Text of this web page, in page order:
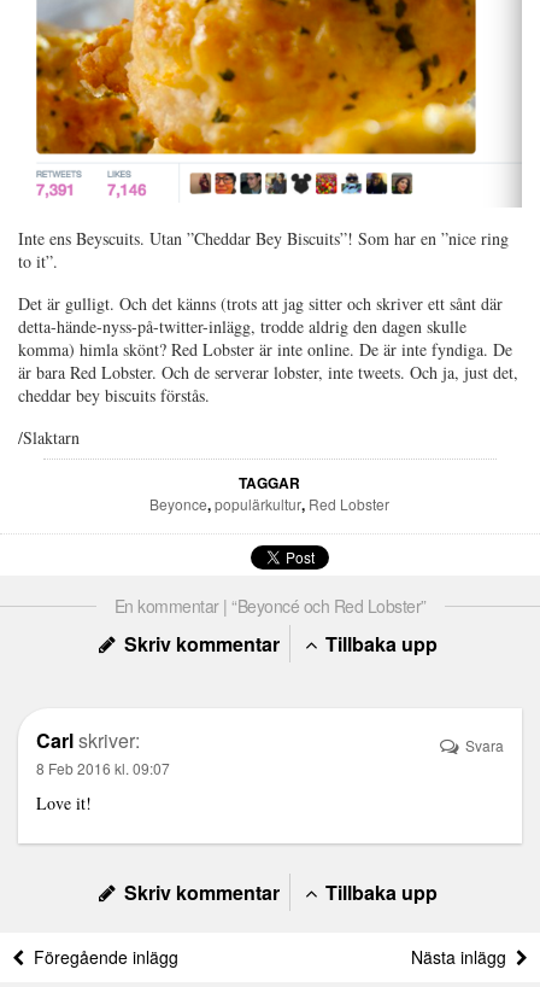
Inte ens Beyscuits. Utan ”Cheddar Bey Biscuits”! Som har en ”nice ring
to it”.
Det är gulligt. Och det känns (trots att jag sitter och skriver ett sånt där
detta-hände-nyss-på-twitter-inlägg, trodde aldrig den dagen skulle
komma) himla skönt? Red Lobster är inte online. De är inte fyndiga. De
är bara Red Lobster. Och de serverar lobster, inte tweets. Och ja, just det,
cheddar bey biscuits förstås.
/Slaktarn
TAGGAR
Beyonce,populärkultur, Red Lobster
En kommentar | “Beyoncé och Red Lobster”
Skriv kommentar Tillbaka upp
Carlskriver:
8 Feb 2016 kl. 09:07
Love it!
Svara
Skriv kommentar Tillbaka upp
Föregående inlägg Nästa inlägg